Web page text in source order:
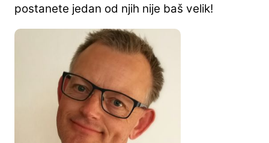
postanete jedan od njih nije baš velik!